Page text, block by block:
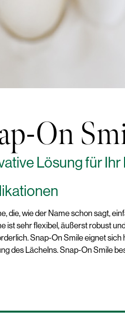
On
Lösung für
die, wie der Name schon sagt,
sehr flexibel, äußerst robust
Snap-On Smile eignet
des Lächelns. Snap-On Smile